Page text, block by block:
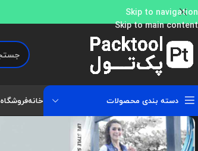
Skip to navigation
Skip to main content
دسته بندی محصولات خانهفروشگاه